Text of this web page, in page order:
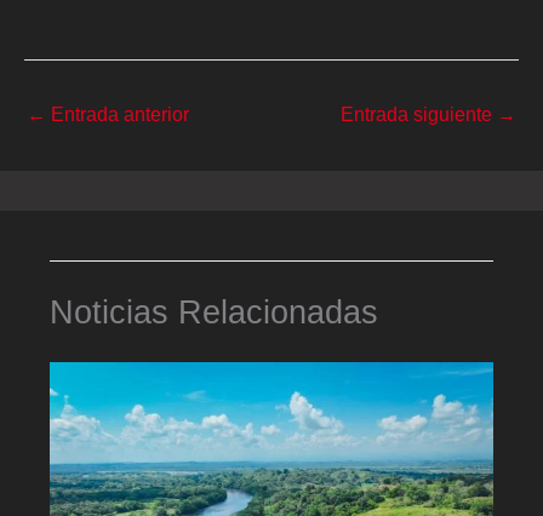
← Entrada anterior Entrada siguiente →
Noticias Relacionadas